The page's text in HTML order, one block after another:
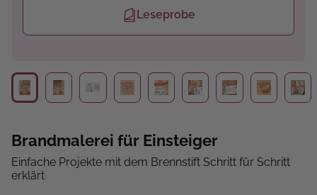
Leseprobe
Brandmalerei für Einsteiger
Einfache Projekte mit dem Brennstift Schritt für Schritt
erklärt